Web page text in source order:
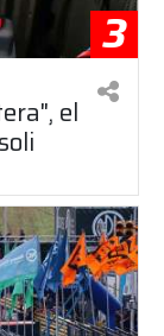
3
el